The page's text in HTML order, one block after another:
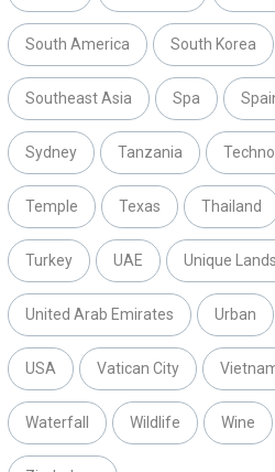
South America South Korea
Southeast Asia Spa
Sydney Tanzania
Temple Texas Thailand
Turkey UAE Unique
United Arab Emirates Urban
USA Vatican City
Waterfall Wildlife Wine